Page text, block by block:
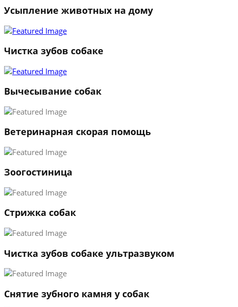
←
Усыпление животных на дому
Чистка зубов собаке
Вычесывание собак
Ветеринарная скорая помощь
Зоогостиница
Стрижка собак
Чистка зубов собаке ультразвуком
Снятие зубного камня у собак